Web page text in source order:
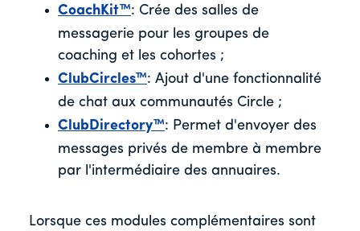
CoachKit™: Crée des salles de
messagerie pour les groupes de
coaching et les cohortes ;
ClubCircles™: Ajout d'une fonctionnalité
de chat aux communautés Circle ;
ClubDirectory™: Permet d'envoyer des
messages privés de membre à membre
par l'intermédiaire des annuaires.
Lorsque ces modules complémentaires sont